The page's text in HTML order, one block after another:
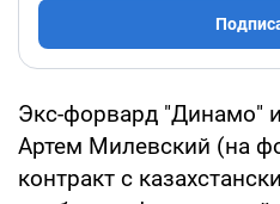
Экс-форвард "Динамо"
Артем Милевский (на
контракт с